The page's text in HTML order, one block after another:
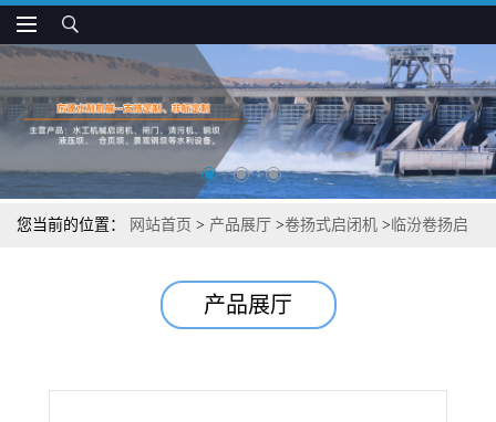
您当前的位置： 网站首页 > 产品展厅 >卷扬式启闭机 > 临汾卷扬启
产品展厅